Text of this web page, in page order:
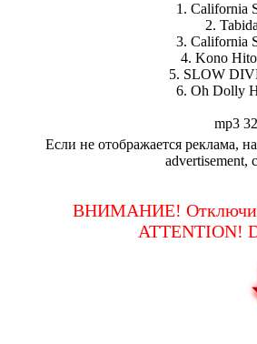
1. California
2.
3. California
4. Kono
5. SLOW
6. Oh Dolly
mp3
Если не отображается реклама,
advertisement,
ВНИМАНИЕ!
ATTENTION!